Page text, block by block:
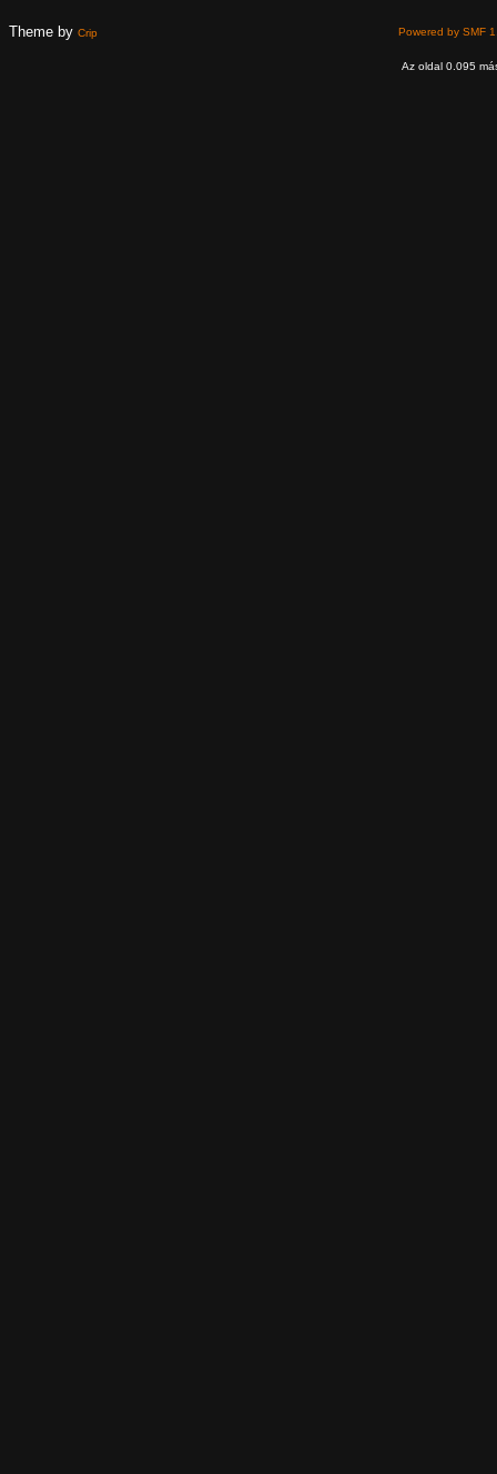
Theme by Crip Powered by SMF
Az oldal 0.095